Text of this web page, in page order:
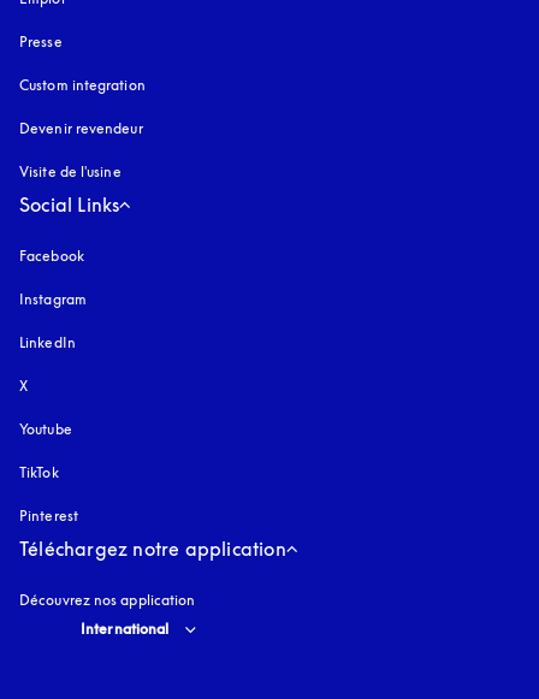
Presse
Custom integration
Devenir revendeur
Visite de l'usine
Social Links
Facebook
Instagram
LinkedIn
X
Youtube
TikTok
Pinterest
Téléchargez notre application
Découvrez nos application
Select country and language
International